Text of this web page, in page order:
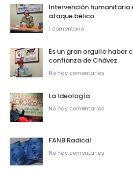
Intervención humanitaria
ataque bélico
1 comentario
Es un gran orgullo haber
confianza de Chávez
No hay comentarios
La Ideología
No hay comentarios
FANB Radical
No hay comentarios